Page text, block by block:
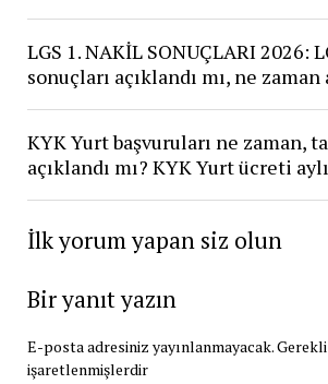
LGS 1. NAKİL SONUÇLARI 2026:
sonuçları açıklandı mı, ne zaman
KYK Yurt başvuruları ne zaman,
açıklandı mı? KYK Yurt ücreti
İlk yorum yapan siz olun
Bir yanıt yazın
E-posta adresiniz yayınlanmayacak.
işaretlenmişlerdir